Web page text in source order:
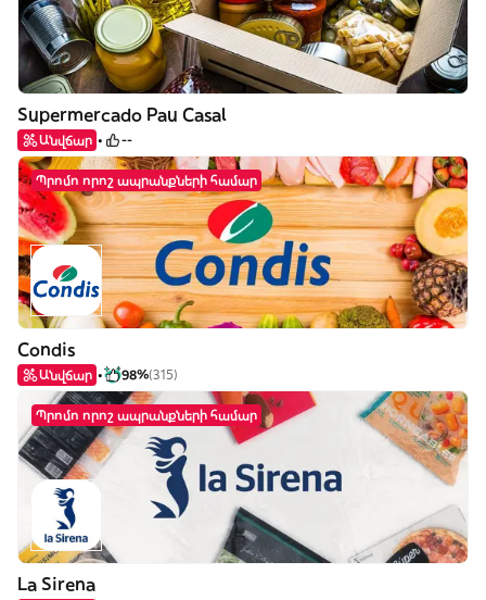
Supermercado Pau Casal
Անվճար --
Պրոմո որոշ ապրանքների համար
Condis
Անվճար 98%(315)
Պրոմո որոշ ապրանքների համար
La Sirena